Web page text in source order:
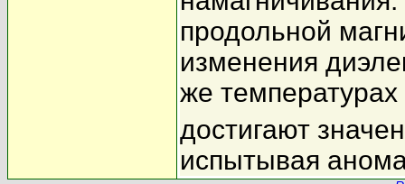
продольной
изменения
же температурах
достигают
испытывая